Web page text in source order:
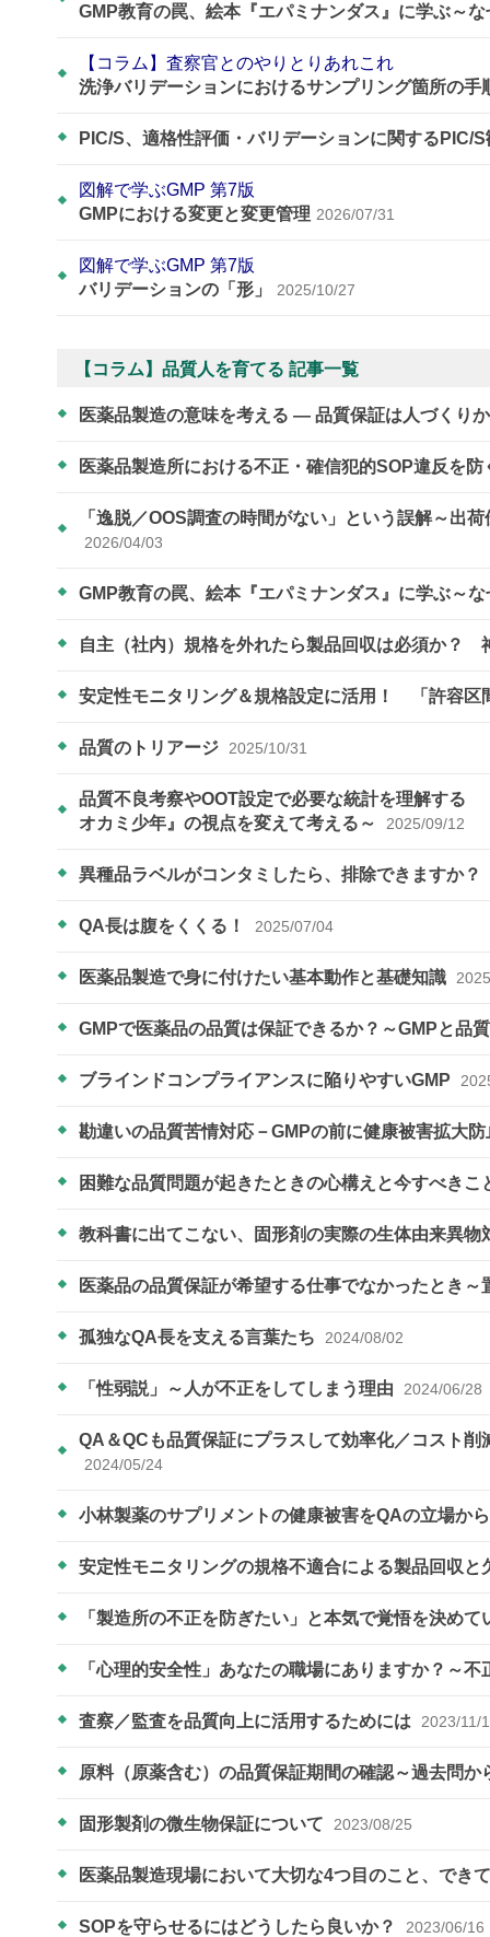
GMP教育の罠、絵本『エパミナンダス』に学ぶ～
【コラム】査察官とのやりとりあれこれ
洗浄バリデーションにおけるサンプリング箇所の手
PIC/S、適格性評価・バリデーションに関するPIC/
図解で学ぶGMP 第7版
GMPにおける変更と変更管理 2026/07/31
図解で学ぶGMP 第7版
バリデーションの「形」
2025/10/27
【コラム】品質人を育てる 記事一覧
医薬品製造の意味を考える ― 品質保証は人づくり
医薬品製造所における不正・確信犯的SOP違反を
「逸脱／OOS調査の時間がない」という誤解～
2026/04/03
GMP教育の罠、絵本『エパミナンダス』に学ぶ～
自主（社内）規格を外れたら製品回収は必須か？
安定性モニタリング＆規格設定に活用！ 「許容区
品質のトリアージ 2025/10/31
品質不良考察やOOT設定で必要な統計を理解する
オカミ少年』の視点を変えて考える～
2025/09/12
異種品ラベルがコンタミしたら、排除できますか？
QA長は腹をくくる！ 2025/07/04
医薬品製造で身に付けたい基本動作と基礎知識
GMPで医薬品の品質は保証できるか？～GMPと品
ブラインドコンプライアンスに陥りやすいGMP
勘違いの品質苦情対応－GMPの前に健康被害拡大
困難な品質問題が起きたときの心構えと今すべき
教科書に出てこない、固形剤の実際の生体由来異
医薬品の品質保証が希望する仕事でなかったとき
孤独なQA長を支える言葉たち 2024/08/02
「性弱説」～人が不正をしてしまう理由 2024/06/28
QA＆QCも品質保証にプラスして効率化／コスト
2024/05/24
小林製薬のサプリメントの健康被害をQAの立場か
安定性モニタリングの規格不適合による製品回収
「製造所の不正を防ぎたい」と本気で覚悟を決め
「心理的安全性」あなたの職場にありますか？～
査察／監査を品質向上に活用するためには 2023/11/
原料（原薬含む）の品質保証期間の確認～過去問か
固形製剤の微生物保証について 2023/08/25
医薬品製造現場において大切な4つ目のこと、でき
SOPを守らせるにはどうしたら良いか？ 2023/06/16